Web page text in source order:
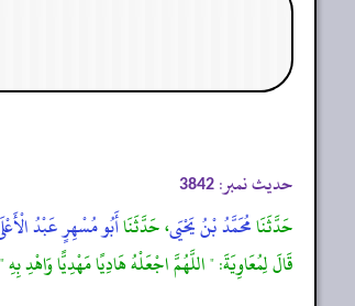
حدیث نمبر: 3842
حَدَّثَنَامُحَمَّدُ بْنُ يَحْيَى، حَدَّثَنَاأَبُو مُسْهِرٍ عَبْدُ
قَالَ لِمُعَاوِيَةَ: " اللَّهُمَّ اجْعَلْهُ هَادِيًا مَهْدِيًّا